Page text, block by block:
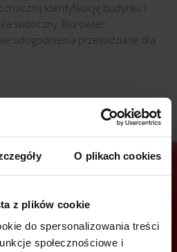
O plikach cookies
z plików cookie
do spersonalizowania treści
społecznościowe i
identyfikację budynku i
widoczny. Biurowiec
udogodnienia przewidziane dla
tą ofertą?